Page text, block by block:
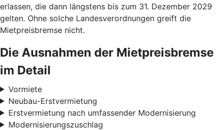
erlassen, die dann längstens bis zum 31. Dezember 2029
gelten. Ohne solche Landesverordnungen greift die
Mietpreisbremse nicht.
Die Ausnahmen der Mietpreisbremse
im Detail
Vormiete
Neubau-Erstvermietung
Erstvermietung nach umfassender Modernisierung
Modernisierungszuschlag